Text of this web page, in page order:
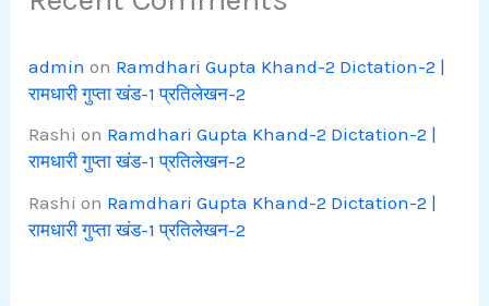
admin on Ramdhari Gupta Khand-2 Dictation-2 |
रामधारी गुप्ता खंड-1 प्रतिलेखन-2
Rashi on Ramdhari Gupta Khand-2 Dictation-2 |
रामधारी गुप्ता खंड-1 प्रतिलेखन-2
Rashi on Ramdhari Gupta Khand-2 Dictation-2 |
रामधारी गुप्ता खंड-1 प्रतिलेखन-2